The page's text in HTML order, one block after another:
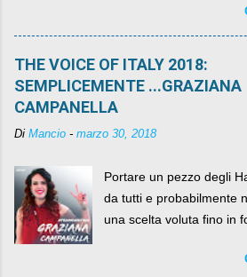
per un numero
più. C'era una volta
THE VOICE OF ITALY 2018:
SEMPLICEMENTE ...GRAZIANA
CAMPANELLA
Di Mancio - marzo 30, 2018
Portare un pezzo degli
da tutti e probabilmente
una scelta voluta fino in